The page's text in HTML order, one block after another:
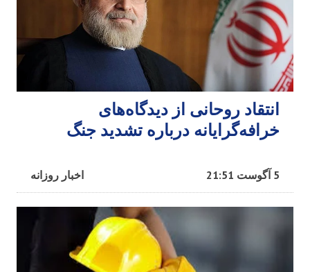
انتقاد روحانی از دیدگاه‌های
خرافه‌گرایانه درباره تشدید جنگ
اخبار روزانه 5 آگوست 21:51